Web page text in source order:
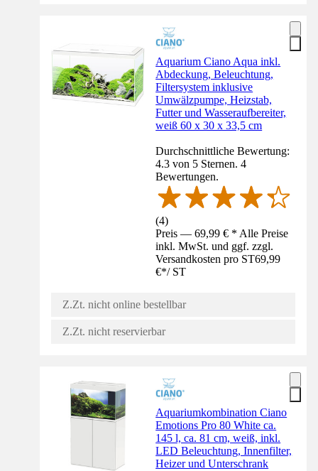
Aquarium Ciano Aqua inkl.
Abdeckung, Beleuchtung,
Filtersystem inklusive
Umwälzpumpe, Heizstab,
Futter und Wasseraufbereiter,
weiß 60 x 30 x 33,5 cm
Durchschnittliche Bewertung:
4.3 von 5 Sternen. 4
Bewertungen.
(4)
Preis — 69,99 € * Alle Preise
inkl. MwSt. und ggf. zzgl.
Versandkosten pro ST69,99
€*/ ST
Z.Zt. nicht online bestellbar
Z.Zt. nicht reservierbar
Aquariumkombination Ciano
Emotions Pro 80 White ca.
145 l, ca. 81 cm, weiß, inkl.
LED Beleuchtung, Innenfilter,
Heizer und Unterschrank